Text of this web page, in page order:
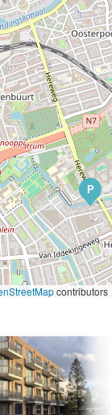
P
contributors